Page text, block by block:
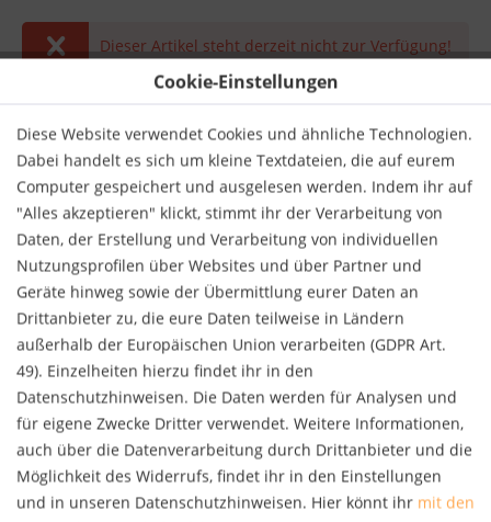
Cookie-Einstellungen
Diese Website verwendet Cookies und ähnliche Technologien.
Dabei handelt es sich um kleine Textdateien, die auf eurem
Computer gespeichert und ausgelesen werden. Indem ihr auf
"Alles akzeptieren" klickt, stimmt ihr der Verarbeitung von
Daten, der Erstellung und Verarbeitung von individuellen
Nutzungsprofilen über Websites und über Partner und
Geräte hinweg sowie der Übermittlung eurer Daten an
Drittanbieter zu, die eure Daten teilweise in Ländern
außerhalb der Europäischen Union verarbeiten (GDPR Art.
49). Einzelheiten hierzu findet ihr in den
Datenschutzhinweisen. Die Daten werden für Analysen und
für eigene Zwecke Dritter verwendet. Weitere Informationen,
auch über die Datenverarbeitung durch Drittanbieter und die
Möglichkeit des Widerrufs, findet ihr in den Einstellungen
und in unseren Datenschutzhinweisen. Hier könnt ihr mit den
Dieser Artikel steht derzeit nicht zur Verfügung!
inkl. MwSt. zzgl. Versandkosten
Derzeit nicht lieferbar.
Merken Bewerten
Verlag:
Gmeiner-Verlag
Autor:
Liliane Skalecki
Artikel-Nr.:
KNV55161575
ISBN:
9783839218327
Beschreibung